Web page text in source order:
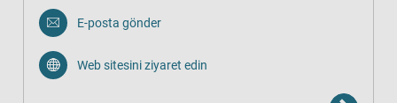
E-posta gönder
Web sitesini ziyaret edin